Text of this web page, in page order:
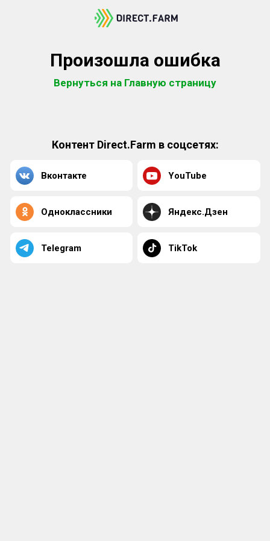
Произошла ошибка
Вернуться на Главную страницу
Контент Direct.Farm в соцсетях:
Вконтакте YouTube
Одноклассники Яндекс.Дзен
Telegram TikTok